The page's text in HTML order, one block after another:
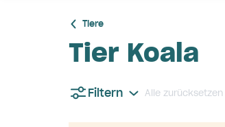
Tiere
Tier Koala
Filtern Alle zurücksetzen